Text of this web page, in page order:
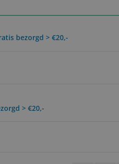
bezorgd > €20,-
> €20,-